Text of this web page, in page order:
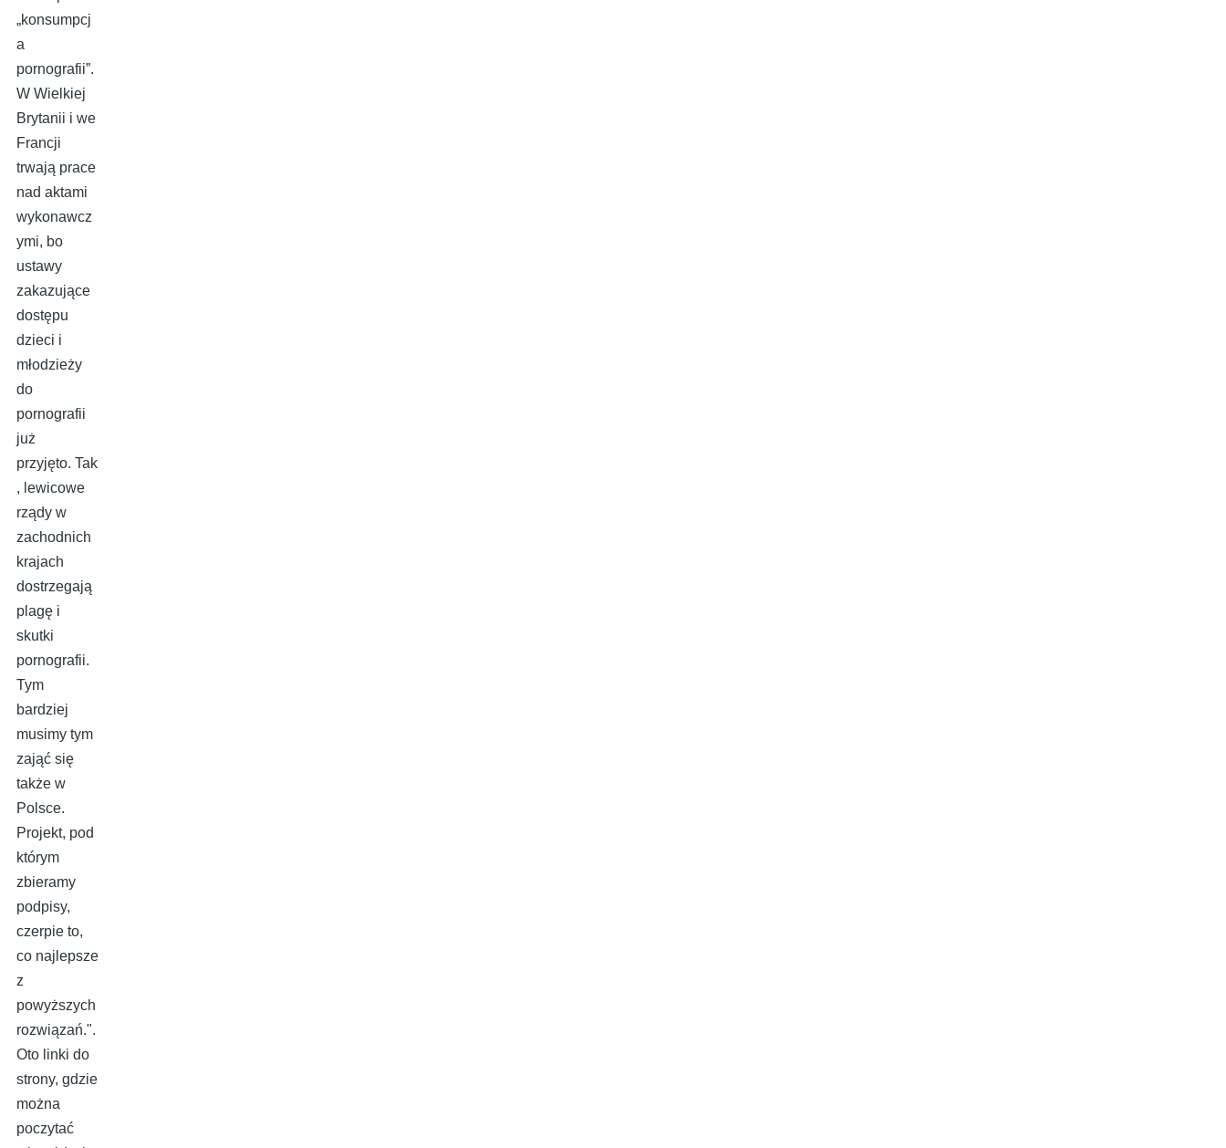
„konsumpcj
a
pornografii”.
W Wielkiej
Brytanii i we
Francji
trwają prace
nad aktami
wykonawcz
ymi, bo
ustawy
zakazujące
dostępu
dzieci i
młodzieży
do
pornografii
już
przyjęto. Tak
, lewicowe
rządy w
zachodnich
krajach
dostrzegają
plagę i
skutki
pornografii.
Tym
bardziej
musimy tym
zająć się
także w
Polsce.
Projekt, pod
którym
zbieramy
podpisy,
czerpie to,
co najlepsze
z
powyższych
rozwiązań.".
Oto linki do
strony, gdzie
można
poczytać